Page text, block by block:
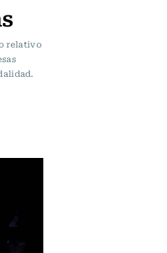
relativo